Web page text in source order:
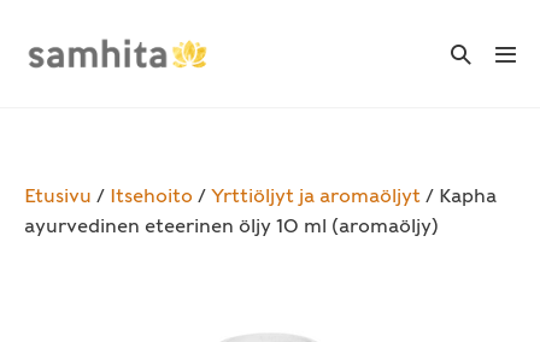
Search
Etusivu / Itsehoito / Yrttiöljyt ja aromaöljyt / Kapha
ayurvedinen eteerinen öljy 10 ml (aromaöljy)